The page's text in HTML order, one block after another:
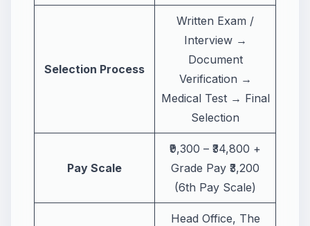
Selection Process
Written Exam /
Interview →
Document
Verification →
Medical Test → Final
Selection
Pay Scale
₹9,300 – ₹34,800 +
Grade Pay ₹3,200
(6th Pay Scale)
Head Office, The